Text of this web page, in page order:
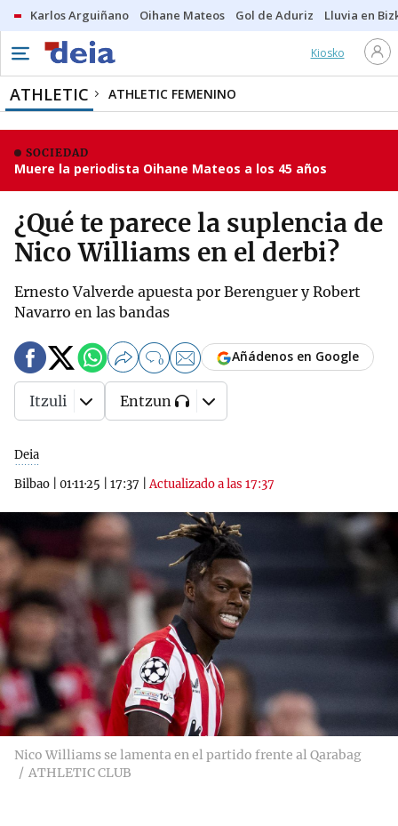
Karlos Arguiñano Oihane Mateos Gol de Aduriz Lluvia en
Kiosko
ATHLETIC ATHLETIC FEMENINO
SOCIEDAD
Muere la periodista Oihane Mateos a los 45 años
¿Qué te parece la suplencia de
Nico Williams en el derbi?
Ernesto Valverde apuesta por Berenguer y Robert
Navarro en las bandas
Deia
Bilbao
01·11·25 17:37 |Actualizado a las 17:37
0 Añádenos en Google
Itzuli Entzun
Nico Williams se lamenta en el partido frente al Qarabag
ATHLETIC CLUB